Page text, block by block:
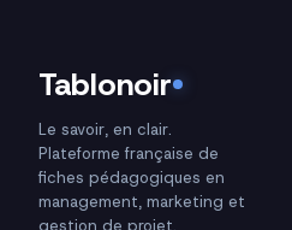
Tablonoir
Le savoir, en clair.
Plateforme française de
fiches pédagogiques en
management, marketing et
gestion de projet.